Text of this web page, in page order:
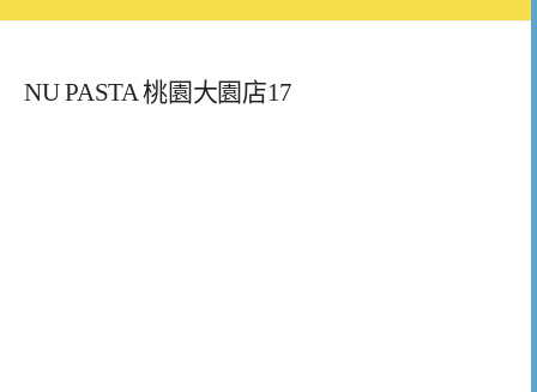
NU PASTA 桃園大園店17